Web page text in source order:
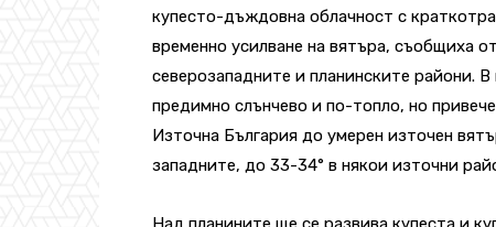
купесто-дъждовна облачност с
временно усилване на вятъра, съобщиха
северозападните и планинските райони.
предимно слънчево и по-топло, но
Източна България до умерен източен
западните, до 33-34° в някои източни